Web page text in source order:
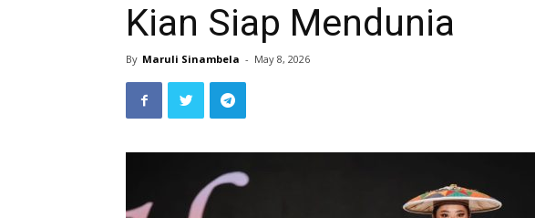
Kian Siap Mendunia
By Maruli Sinambela - May 8, 2026